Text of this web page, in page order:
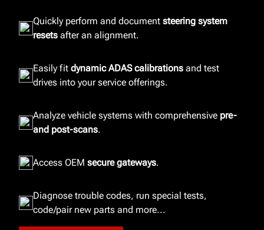
Quickly perform and document steering system
resets after an alignment.
Easily fit dynamic ADAS calibrations and test
drives into your service offerings.
Analyze vehicle systems with comprehensive pre-
and post-scans.
Access OEM secure gateways.
Diagnose trouble codes, run special tests,
code/pair new parts and more...